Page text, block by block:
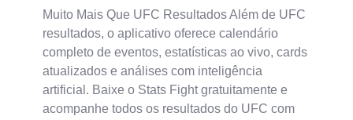
Muito Mais Que UFC Resultados Além de UFC
resultados, o aplicativo oferece calendário
completo de eventos, estatísticas ao vivo, cards
atualizados e análises com inteligência
artificial. Baixe o Stats Fight gratuitamente e
acompanhe todos os resultados do UFC com